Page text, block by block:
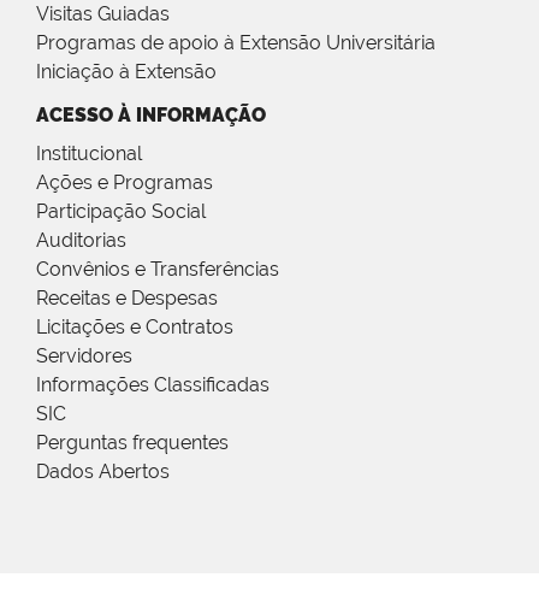
Visitas Guiadas
Programas de apoio à Extensão Universitária
Iniciação à Extensão
ACESSO À INFORMAÇÃO
Institucional
Ações e Programas
Participação Social
Auditorias
Convênios e Transferências
Receitas e Despesas
Licitações e Contratos
Servidores
Informações Classificadas
SIC
Perguntas frequentes
Dados Abertos